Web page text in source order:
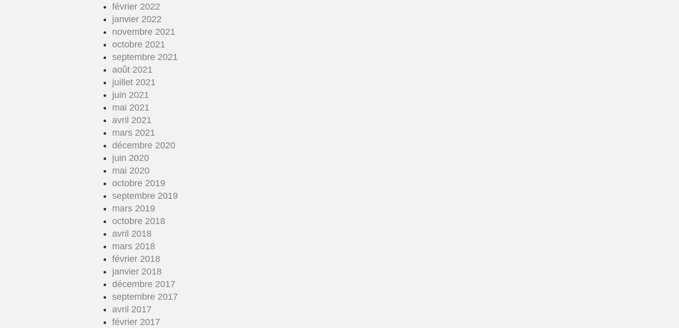
février 2022
janvier 2022
novembre 2021
octobre 2021
septembre 2021
août 2021
juillet 2021
juin 2021
mai 2021
avril 2021
mars 2021
décembre 2020
juin 2020
mai 2020
octobre 2019
septembre 2019
mars 2019
octobre 2018
avril 2018
mars 2018
février 2018
janvier 2018
décembre 2017
septembre 2017
avril 2017
février 2017